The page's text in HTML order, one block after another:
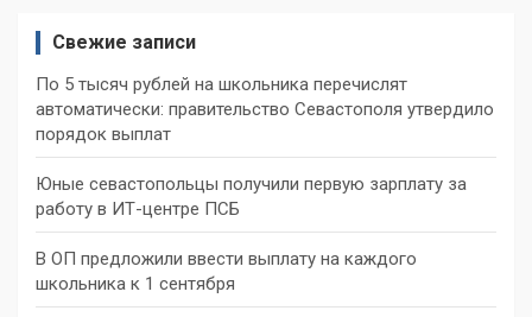
Свежие записи
По 5 тысяч рублей на школьника перечислят
автоматически: правительство Севастополя утвердило
порядок выплат
Юные севастопольцы получили первую зарплату за
работу в ИТ-центре ПСБ
В ОП предложили ввести выплату на каждого
школьника к 1 сентября